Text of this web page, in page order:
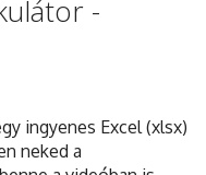
-
ingyenes Excel (xlsx)
neked a